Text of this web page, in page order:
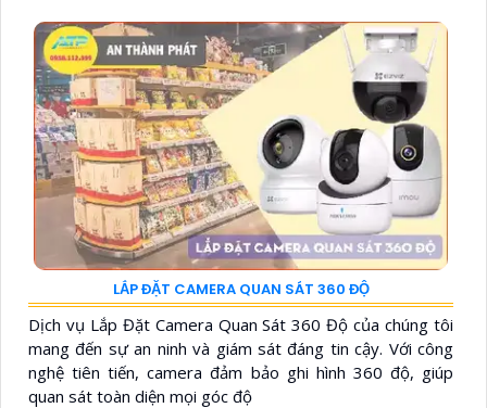
LẮP ĐẶT CAMERA QUAN SÁT 360 ĐỘ
Dịch vụ Lắp Đặt Camera Quan Sát 360 Độ của chúng tôi
mang đến sự an ninh và giám sát đáng tin cậy. Với công
nghệ tiên tiến, camera đảm bảo ghi hình 360 độ, giúp
quan sát toàn diện mọi góc độ